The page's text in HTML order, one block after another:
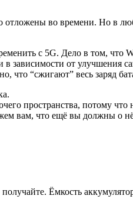
во времени. Но в
с 5G. Дело в том, что
зависимости от улучшения
что “сжигают” весь заряд
пространства, потому
вам, что ещё вы должны о
Ёмкость